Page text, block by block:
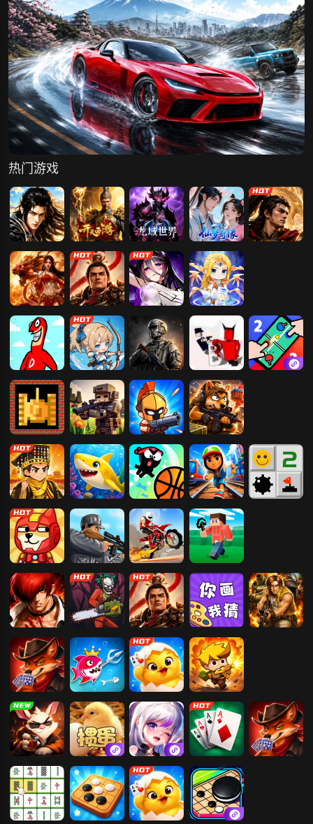
热门游戏
天尊传奇 开天西游 龙域世界 仙梦奇缘
刀剑笑之霸刀 霸者归来 爱琳诗篇
灵魂序章-免费
版
大便超人 宿命之下 使命行动 僵尸危机
坦克大战
像素村庄之战
3D
我就要吃鸡 猫狗搜打撤
我要当皇帝 深海游历险记 疯狂灌篮 地铁跑酷
幸存大作战 狙击小日本2 登山越野摩托 方块岛
拳皇97 恐怖捉迷藏 霸者归来 你画我猜
谎言酒馆 大鱼吃小鱼2 掼蛋 火枪大乱斗
骗子酒吧 掼蛋 萌神战姬 纸牌接龙